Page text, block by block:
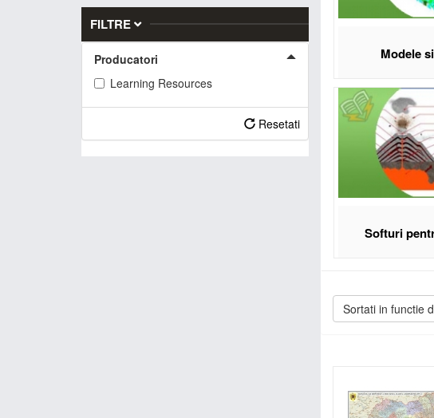
FILTRE
Producatori
Learning Resources
Resetati
Descoperă
Modele
Softuri
Sortati in functie